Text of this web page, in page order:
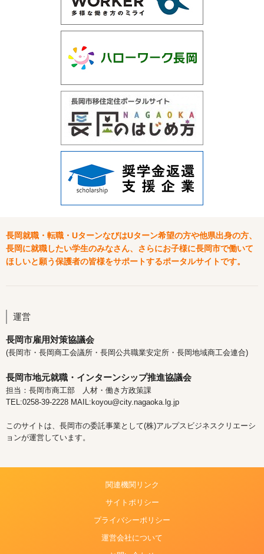
長岡就職・転職・UターンなびはUターン希望の方や他県出身の方、
長岡に就職したい学生のみなさん、さらにお子様に長岡市で働いて
ほしいと願う保護者の皆様をサポートするポータルサイトです。
運営
長岡市雇用対策協議会
(長岡市・長岡商工会議所・長岡公共職業安定所・長岡地域商工会連合)
長岡市地元就職・インターンシップ推進協議会
担当：長岡市商工部 人材・働き方政策課
TEL:0258-39-2228 MAIL:koyou@city.nagaoka.lg.jp
このサイトは、長岡市の委託事業として(株)アルプスビジネスクリエーシ
ョンが運営しています。
関連機関リンク
サイトポリシー
プライバシーポリシー
運営会社について